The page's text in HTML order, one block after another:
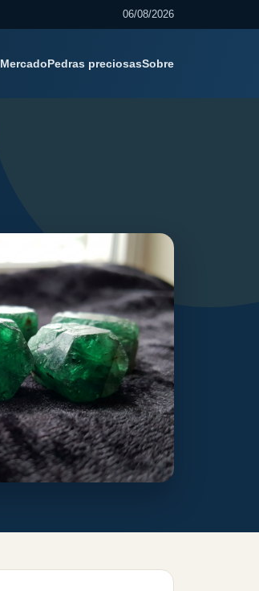
06/08/2026
MercadoPedras preciosasSobre